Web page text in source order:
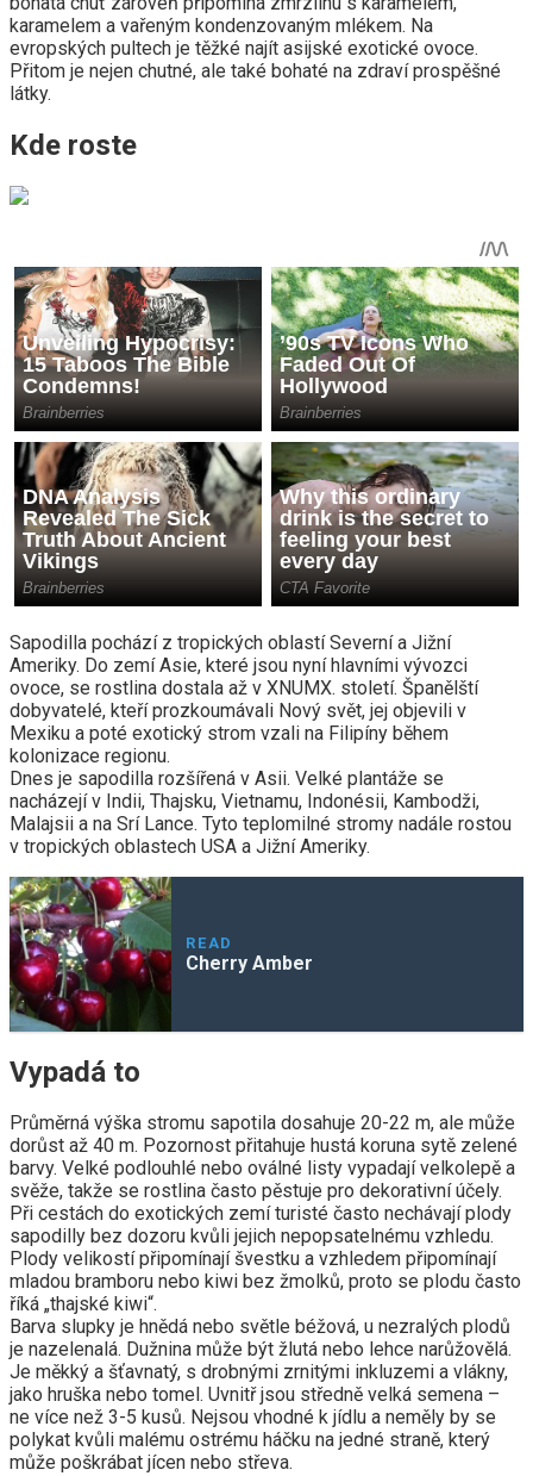
karamelem a vařeným kondenzovaným mlékem. Na
evropských pultech je těžké najít asijské exotické ovoce.
Přitom je nejen chutné, ale také bohaté na zdraví prospěšné
látky.
Kde roste
Sapodilla pochází z tropických oblastí Severní a Jižní
Ameriky. Do zemí Asie, které jsou nyní hlavními vývozci
ovoce, se rostlina dostala až v XNUMX. století. Španělští
dobyvatelé, kteří prozkoumávali Nový svět, jej objevili v
Mexiku a poté exotický strom vzali na Filipíny během
kolonizace regionu.
Dnes je sapodilla rozšířená v Asii. Velké plantáže se
nacházejí v Indii, Thajsku, Vietnamu, Indonésii, Kambodži,
Malajsii a na Srí Lance. Tyto teplomilné stromy nadále rostou
v tropických oblastech USA a Jižní Ameriky.
READ
Cherry Amber
Vypadá to
Průměrná výška stromu sapotila dosahuje 20-22 m, ale může
dorůst až 40 m. Pozornost přitahuje hustá koruna sytě zelené
barvy. Velké podlouhlé nebo oválné listy vypadají velkolepě a
svěže, takže se rostlina často pěstuje pro dekorativní účely.
Při cestách do exotických zemí turisté často nechávají plody
sapodilly bez dozoru kvůli jejich nepopsatelnému vzhledu.
Plody velikostí připomínají švestku a vzhledem připomínají
mladou bramboru nebo kiwi bez žmolků, proto se plodu často
říká „thajské kiwi“.
Barva slupky je hnědá nebo světle béžová, u nezralých plodů
je nazelenalá. Dužnina může být žlutá nebo lehce narůžovělá.
Je měkký a šťavnatý, s drobnými zrnitými inkluzemi a vlákny,
jako hruška nebo tomel. Uvnitř jsou středně velká semena –
ne více než 3-5 kusů. Nejsou vhodné k jídlu a neměly by se
polykat kvůli malému ostrému háčku na jedné straně, který
může poškrábat jícen nebo střeva.